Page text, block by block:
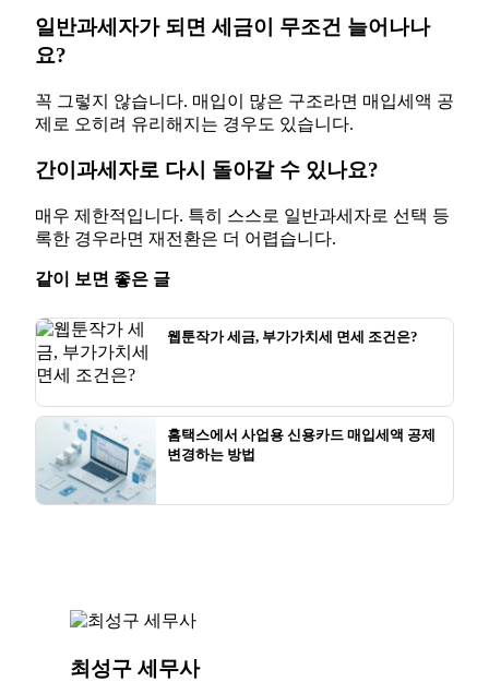
일반과세자가 되면 세금이 무조건 늘어나나
요?
꼭 그렇지 않습니다. 매입이 많은 구조라면 매입세액 공
제로 오히려 유리해지는 경우도 있습니다.
간이과세자로 다시 돌아갈 수 있나요?
매우 제한적입니다. 특히 스스로 일반과세자로 선택 등
록한 경우라면 재전환은 더 어렵습니다.
같이 보면 좋은 글
웹툰작가 세금, 부가가치세 면세 조건은?
홈택스에서 사업용 신용카드 매입세액 공제
변경하는 방법
최성구 세무사